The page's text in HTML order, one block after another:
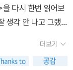
다시 한번 읽어보
생각 안 나고 그랬
견>이란다. 초판본
값 지원을 받아서
더보기